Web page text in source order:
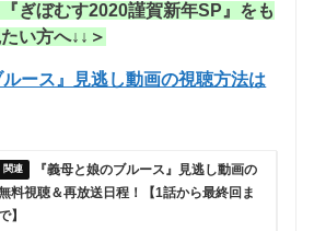
ぎぼむす2020謹賀新年SP』をも
い方へ↓↓＞
ルース』見逃し動画の視聴方法は
『義母と娘のブルース』見逃し動画の
料視聴＆再放送日程！【1話から最終回ま
】